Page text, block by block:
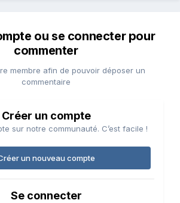
ou se connecter pour
commenter
membre afin de pouvoir déposer un
commentaire
Créer un compte
sur notre communauté. C’est facile !
un nouveau compte
Se connecter